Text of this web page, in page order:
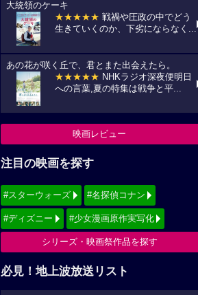
大統領のケーキ
★★★★★ 戦禍や圧政の中でどう
生きていくのか、下劣にならなく...
あの花が咲く丘で、君とまた出会えたら。
★★★★★ NHKラジオ深夜便明日
への言葉,夏の特集は戦争と平...
映画レビュー
注目の映画を探す
#スターウォーズ #名探偵コナン
#ディズニー #少女漫画原作実写化
シリーズ・映画祭作品を探す
必見！地上波放送リスト